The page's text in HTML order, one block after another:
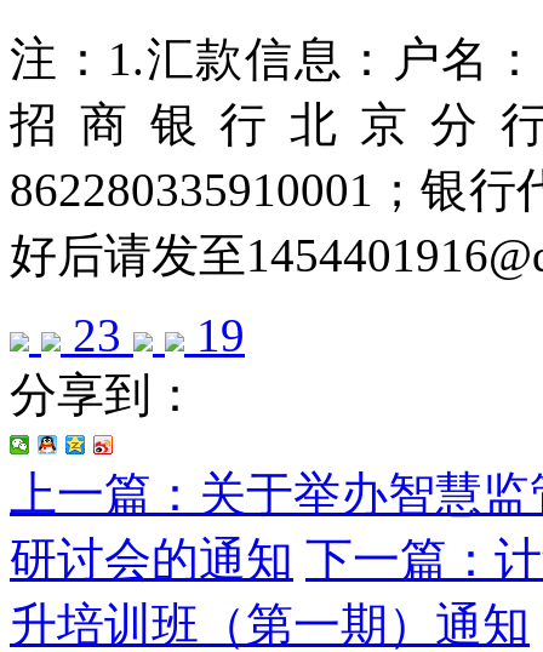
注：1.汇款信息：户名
招商银行北京分
862280335910001；银
好后请发至
23
19
分享到：
上一篇：关于举办智慧
研讨会的通知 下一篇：
升培训班（第一期）通知